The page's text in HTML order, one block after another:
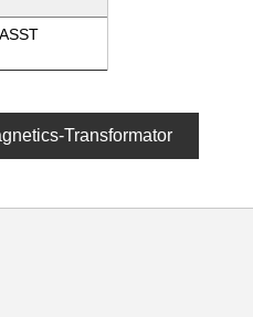
Transformator